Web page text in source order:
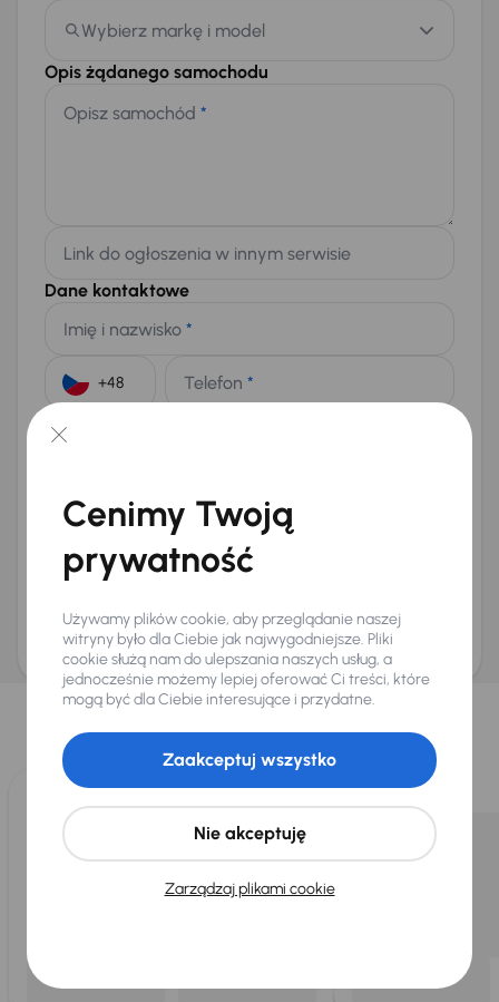
Wybierz markę i model
Opis żądanego samochodu
Opisz samochód *
Link do ogłoszenia w innym serwisie
Dane kontaktowe
Imię i nazwisko *
Telefon *
E-mail
Na numer telefonu (opcjonalnie)
Wyślij zapytanie
ani zagwarantowaną dostępnością pojazdu. AURES Holdings a.s., z siedzibą
Dopraváků 874/15, Čimice, 184 00 Praga 8, będzie przechowywać i przetwarzać
Twoje dane osobowe zgodnie z zasadami ochrony i przetwarzaniadanych
osobowych
Wybraliśmy dla Ciebie
Wybieramy dla Ciebienajlepsze pojazdyz naszej oferty. Kupimy
dla Ciebiedo 400 pojazdówkażdego dnia.
Cenimy Twoją
prywatność
Używamy plików cookie, aby przeglądanie naszej
witryny było dla Ciebie jak najwygodniejsze. Pliki
cookie służą nam do ulepszania naszych usług, a
jednocześnie możemy lepiej oferować Ci treści, które
mogą być dla Ciebie interesujące i przydatne.
Zarządzaj plikami cookie
Nie akceptuję
Zaakceptuj wszystko